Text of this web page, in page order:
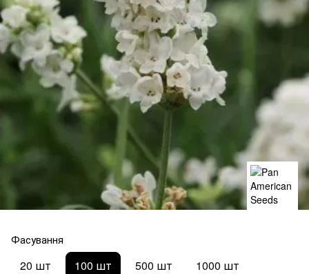
Фасування
20 шт 100 шт 500 шт 1000 шт